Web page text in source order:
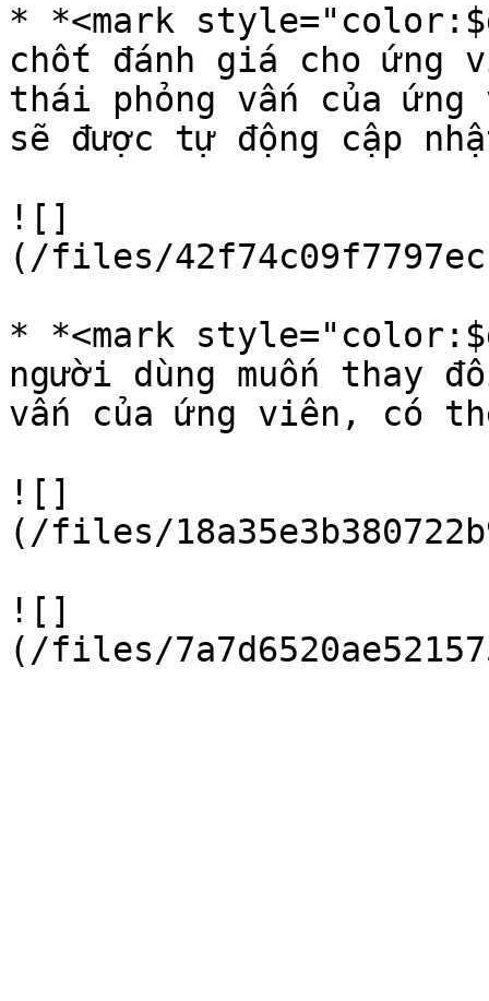
* *<mark
chốt đánh giá cho ứng
thái phỏng vấn của
sẽ được tự động cập
![]
(/files/
* *<mark
người dùng muốn thay
vấn của ứng viên, có
![]
(/files/
![]